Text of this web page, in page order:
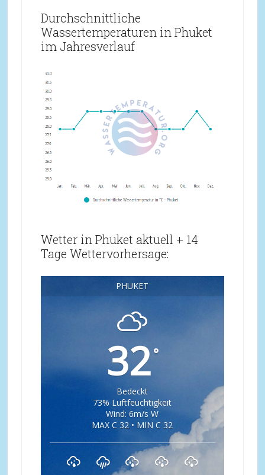
Durchschnittliche
Wassertemperaturen in Phuket
im Jahresverlauf
Wetter in Phuket aktuell + 14
Tage Wettervorhersage:
PHUKET
32°
Bedeckt
73% Luftfeuchtigkeit
Wind: 6m/s W
MAX C 32 • MIN C 32